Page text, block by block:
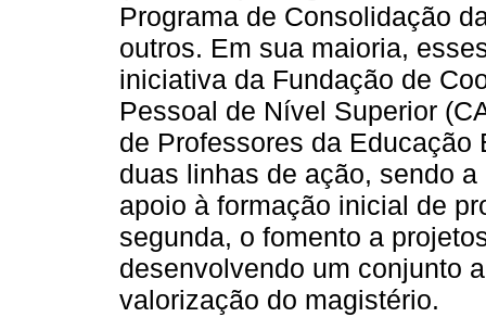
Programa de Consolidação
outros. Em sua maioria,
iniciativa da Fundação de
Pessoal de Nível Superior
de Professores da Educação
duas linhas de ação, sendo
apoio à formação inicial de
segunda, o fomento a
desenvolvendo um conjunto
valorização do magistério.